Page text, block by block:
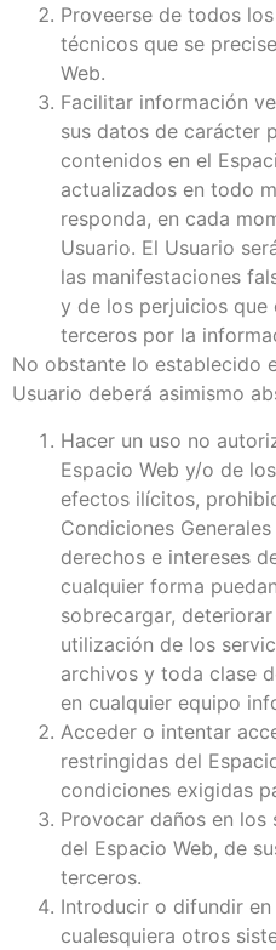
Proveerse de todos
técnicos que se
Web.
Facilitar información
sus datos de carácter
contenidos en el
actualizados en todo
responda, en cada
Usuario. El Usuario
las manifestaciones
y de los perjuicios que
terceros por la
No obstante lo establecido
Usuario deberá asimismo
Hacer un uso no
Espacio Web y/o de
efectos ilícitos,
Condiciones
derechos e intereses
cualquier forma
sobrecargar,
utilización de los
archivos y toda clase
en cualquier equipo
Acceder o intentar
restringidas del
condiciones exigidas
Provocar daños en
del Espacio Web, de
terceros.
Introducir o difundir
cualesquiera otros